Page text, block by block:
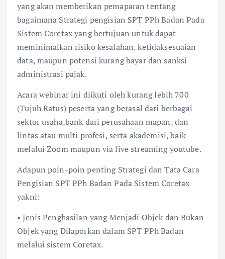
yang akan memberikan pemaparan tentang
bagaimana Strategi pengisian SPT PPh Badan Pada
Sistem Coretax yang bertujuan untuk dapat
meminimalkan risiko kesalahan, ketidaksesuaian
data, maupun potensi kurang bayar dan sanksi
administrasi pajak.
Acara webinar ini diikuti oleh kurang lebih 700
(Tujuh Ratus) peserta yang berasal dari berbagai
sektor usaha,bank dari perusahaan mapan, dan
lintas atau multi profesi, serta akademisi, baik
melalui Zoom maupun via live streaming youtube.
Adapun poin-poin penting Strategi dan Tata Cara
Pengisian SPT PPh Badan Pada Sistem Coretax
yakni:
• Jenis Penghasilan yang Menjadi Objek dan Bukan
Objek yang Dilaporkan dalam SPT PPh Badan
melalui sistem Coretax.